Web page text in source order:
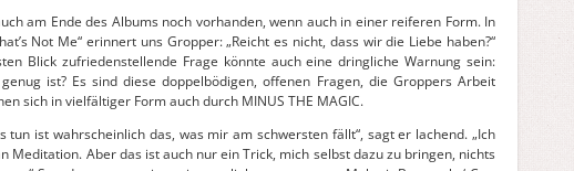
am Ende des Albums noch vorhanden, wenn auch in einer reiferen Form. In
Not Me“ erinnert uns Gropper: „Reicht es nicht, dass wir die Liebe haben?“
Blick zufriedenstellende Frage könnte auch eine dringliche Warnung sein:
ist? Es sind diese doppelbödigen, offenen Fragen, die Groppers Arbeit
sich in vielfältiger Form auch durch MINUS THE MAGIC.
tun ist wahrscheinlich das, was mir am schwersten fällt“, sagt er lachend. „Ich
Meditation. Aber das ist auch nur ein Trick, mich selbst dazu zu bringen, nichts